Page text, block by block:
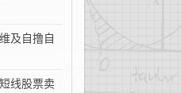
及自撸自
线股票卖